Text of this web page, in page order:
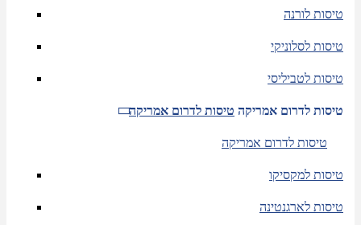
טיסות לורנה
טיסות לסלוניקי
טיסות לטביליסי
טיסות לדרום אמריקה טיסות לדרום אמריקה
טיסות לדרום אמריקה
טיסות למקסיקו
טיסות לארגנטינה